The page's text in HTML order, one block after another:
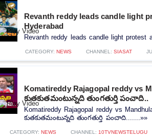
Revanth reddy leads candle light
Hyderabad
Revanth reddy leads candle light protest
CATEGORY: NEWS CHANNEL: SIASAT
Komatireddy Rajagopal reddy vs
కుతకుతమంటున్నది తుంగతుర్తి పంచాది..
Komatireddy Rajagopal reddy vs
కుతకుతమంటున్నది తుంగతుర్తి పంచాది.......»»
CATEGORY: NEWS CHANNEL: 10TVNEWSTELUGU